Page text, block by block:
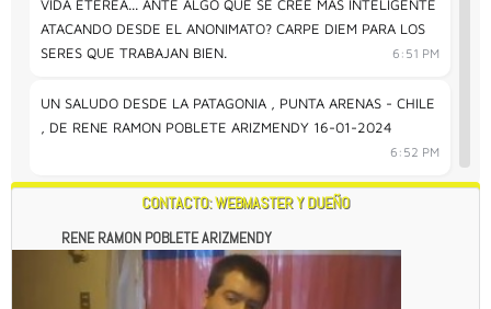
SERES QUE TRABAJAN BIEN.
6:51 PM
UN SALUDO DESDE LA PATAGONIA , PUNTA ARENAS - CHILE
6:52 PM
CONTACTO: WEBMASTER Y DUEÑO
RENE RAMON POBLETE ARIZMENDY